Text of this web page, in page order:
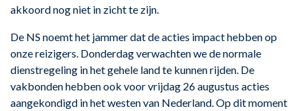
akkoord nog niet in zicht te zijn.
De NS noemt het jammer dat de acties impact hebben op
onze reizigers. Donderdag verwachten we de normale
dienstregeling in het gehele land te kunnen rijden. De
vakbonden hebben ook voor vrijdag 26 augustus acties
aangekondigd in het westen van Nederland. Op dit moment